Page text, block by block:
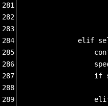
elif
if
281
282
283
284
285
286
287
288
289